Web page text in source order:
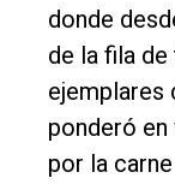
donde
de la fila
ejemplares
ponderó
por la